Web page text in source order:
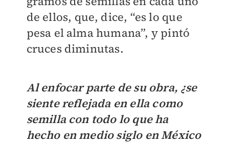
de ellos, que, dice, “es lo que
pesa el alma humana”, y pintó
cruces diminutas.
Al enfocar parte de su obra, ¿se
siente reflejada en ella como
semilla con todo lo que ha
hecho en medio siglo en México